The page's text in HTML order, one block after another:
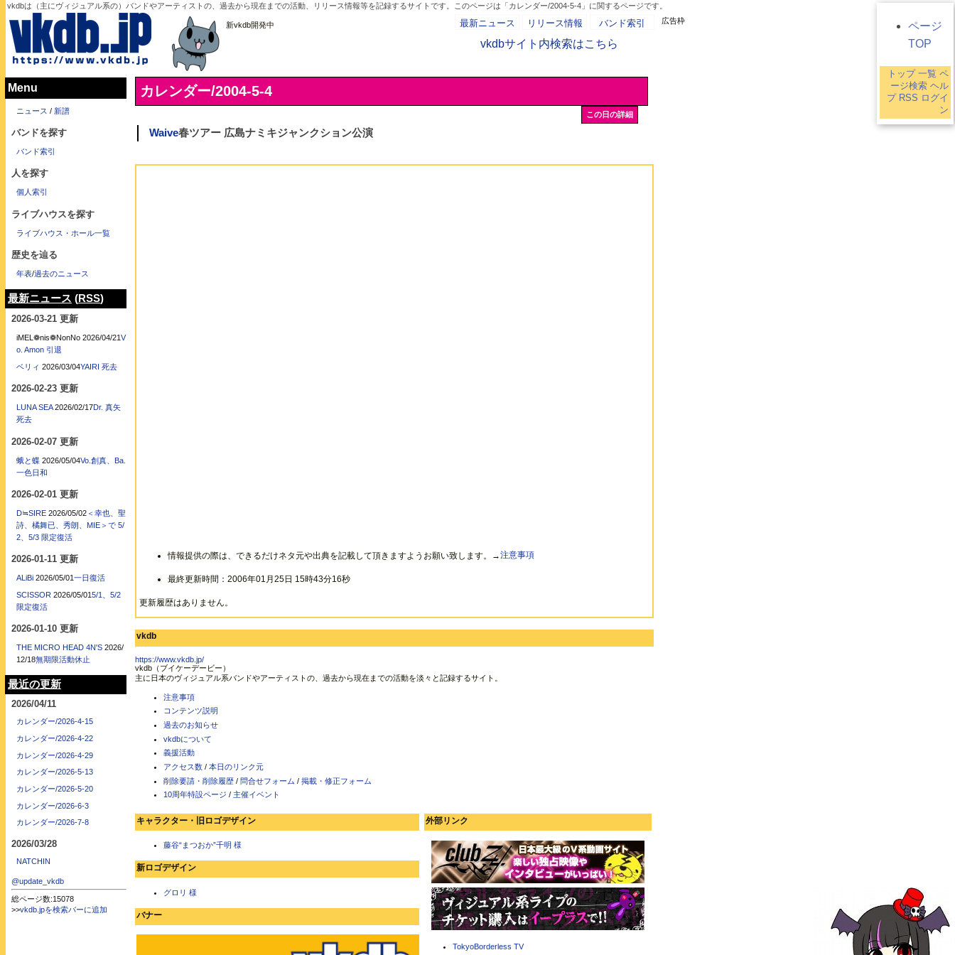
vkdbは（主にヴィジュアル系の）バンドやアーティストの、過去から現在までの活動、リリース情報等を記録するサイトです。このページは「カレンダー/2004-5-4」に関するページです。
新vkdb開発中 最新ニュース リリース情報 バンド索引
vkdbサイト内検索はこちら
カレンダー/2004-5-4
この日の詳細
Waive春ツアー 広島ナミキジャンクション公演
情報提供の際は、できるだけネタ元や出典を記載して頂きますようお願い致します。→注意事項
最終更新時間：2006年01月25日 15時43分16秒
更新履歴はありません。
vkdb
https://www.vkdb.jp/
vkdb（ブイケーデービー）
主に日本のヴィジュアル系バンドやアーティストの、過去から現在までの活動を淡々と記録するサイト。
注意事項
コンテンツ説明
過去のお知らせ
vkdbについて
義援活動
アクセス数 / 本日のリンク元
削除要請・削除履歴 / 問合せフォーム / 掲載・修正フォーム
10周年特設ページ / 主催イベント
キャラクター・旧ロゴデザイン
藤谷“まつおか”千明 様
新ロゴデザイン
グロリ 様
バナー
外部リンク
TokyoBorderless TV
広告枠
Menu
ニュース / 新譜
バンドを探す
バンド索引
人を探す
個人索引
ライブハウスを探す
ライブハウス・ホール一覧
歴史を辿る
年表/過去のニュース
最新ニュース (RSS)
2026-03-21 更新
iMEL❁nis❁NonNo 2026/04/21 V
o. Amon 引退
ベリィ 2026/03/04YAIRI 死去
2026-02-23 更新
LUNA SEA 2026/02/17Dr. 真矢
死去
2026-02-07 更新
蛾と蝶 2026/05/04Vo.創真、Ba.
一色日和
2026-02-01 更新
D≒SIRE 2026/05/02＜幸也、聖
詩、橘舞已、秀朗、MIE＞で 5/
2、5/3 限定復活
2026-01-11 更新
ALiBi 2026/05/01一日復活
SCISSOR 2026/05/015/1、5/2
限定復活
2026-01-10 更新
THE MICRO HEAD 4N'S 2026/
12/18無期限活動休止
最近の更新
2026/04/11
カレンダー/2026-4-15
カレンダー/2026-4-22
カレンダー/2026-4-29
カレンダー/2026-5-13
カレンダー/2026-5-20
カレンダー/2026-6-3
カレンダー/2026-7-8
2026/03/28
NATCHIN
@update_vkdb
総ページ数:15078
>>vkdb.jpを検索バーに追加
ページ
TOP
トップ 一覧 ペ
ージ検索 ヘル
プ RSS ログイ
ン